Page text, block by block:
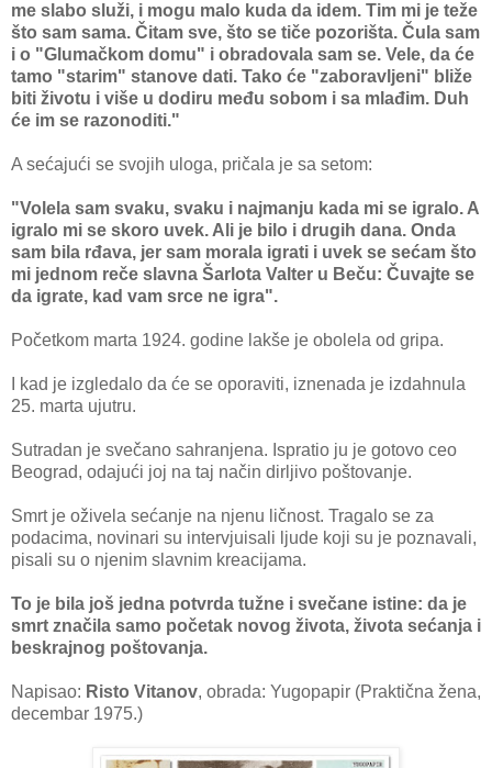
me slabo služi, i mogu malo kuda da idem. Tim mi je teže
što sam sama. Čitam sve, što se tiče pozorišta. Čula sam
i o "Glumačkom domu" i obradovala sam se. Vele, da će
tamo "starim" stanove dati. Tako će "zaboravljeni" bliže
biti životu i više u dodiru među sobom i sa mlađim. Duh
će im se razonoditi."
A sećajući se svojih uloga, pričala je sa setom:
"Volela sam svaku, svaku i najmanju kada mi se igralo. A
igralo mi se skoro uvek. Ali je bilo i drugih dana. Onda
sam bila rđava, jer sam morala igrati i uvek se sećam što
mi jednom reče slavna Šarlota Valter u Beču: Čuvajte se
da igrate, kad vam srce ne igra".
Početkom marta 1924. godine lakše je obolela od gripa.
I kad je izgledalo da će se oporaviti, iznenada je izdahnula
25. marta ujutru.
Sutradan je svečano sahranjena. Ispratio ju je gotovo ceo
Beograd, odajući joj na taj način dirljivo poštovanje.
Smrt je oživela sećanje na njenu ličnost. Tragalo se za
podacima, novinari su intervjuisali ljude koji su je poznavali,
pisali su o njenim slavnim kreacijama.
To je bila još jedna potvrda tužne i svečane istine: da je
smrt značila samo početak novog života, života sećanja i
beskrajnog poštovanja.
Napisao: Risto Vitanov, obrada: Yugopapir (Praktična žena,
decembar 1975.)